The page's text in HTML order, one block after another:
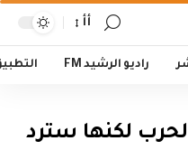
أأ
راديو الرشيد FM
لكنها سترد